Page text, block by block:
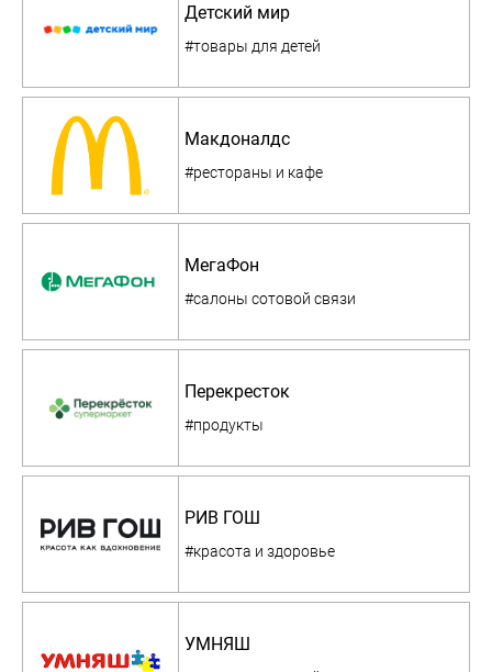
Детский мир
#товары для детей
Макдоналдс
#рестораны и кафе
МегаФон
#салоны сотовой связи
Перекресток
#продукты
РИВ ГОШ
#красота и здоровье
УМНЯШ